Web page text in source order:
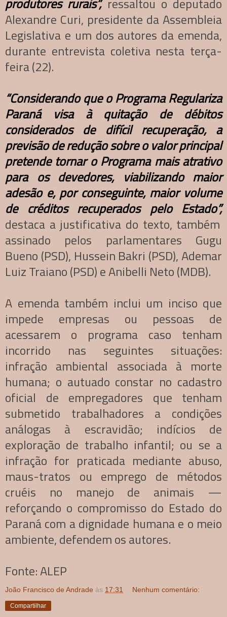
Alexandre Curi, presidente da Assembleia
Legislativa e um dos autores da emenda,
durante entrevista coletiva nesta terça-
feira (22).
“Considerando que o Programa Regulariza
Paraná visa à quitação de débitos
considerados de difícil recuperação, a
previsão de redução sobre o valor principal
pretende tornar o Programa mais atrativo
para os devedores, viabilizando maior
adesão e, por conseguinte, maior volume
de créditos recuperados pelo Estado”,
destaca a justificativa do texto, também
assinado pelos parlamentares Gugu
Bueno (PSD), Hussein Bakri (PSD), Ademar
Luiz Traiano (PSD) e Anibelli Neto (MDB).
A emenda também inclui um inciso que
impede empresas ou pessoas de
acessarem o programa caso tenham
incorrido nas seguintes situações:
infração ambiental associada à morte
humana; o autuado constar no cadastro
oficial de empregadores que tenham
submetido trabalhadores a condições
análogas à escravidão; indícios de
exploração de trabalho infantil; ou se a
infração for praticada mediante abuso,
maus-tratos ou emprego de métodos
cruéis no manejo de animais —
reforçando o compromisso do Estado do
Paraná com a dignidade humana e o meio
ambiente, defendem os autores.
Fonte: ALEP
João Francisco de Andrade às 17:31 Nenhum comentário:
Compartilhar